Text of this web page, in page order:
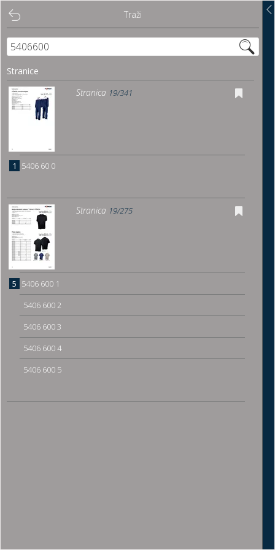
Traži
Sadržaj
Pregled
Istakni poveznice
Preuzmi
Traži
Stranice
Stranica 19/341
1 5406 60 0
Stranica 19/275
5 5406 600 1
5406 600 2
5406 600 3
5406 600 4
5406 600 5